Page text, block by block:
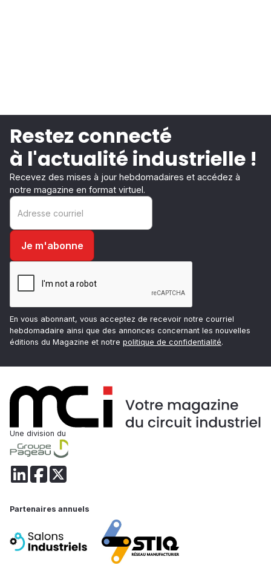
Restez connecté
à l'actualité industrielle !
Recevez des mises à jour hebdomadaires et accédez à
notre magazine en format virtuel.
En vous abonnant, vous acceptez de recevoir notre courriel
hebdomadaire ainsi que des annonces concernant les nouvelles
éditions du Magazine et notre politique de confidentialité.
Une division du
Partenaires annuels